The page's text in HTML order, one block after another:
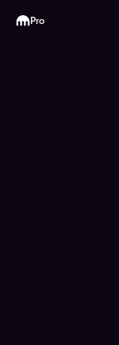
Kraken
Pro